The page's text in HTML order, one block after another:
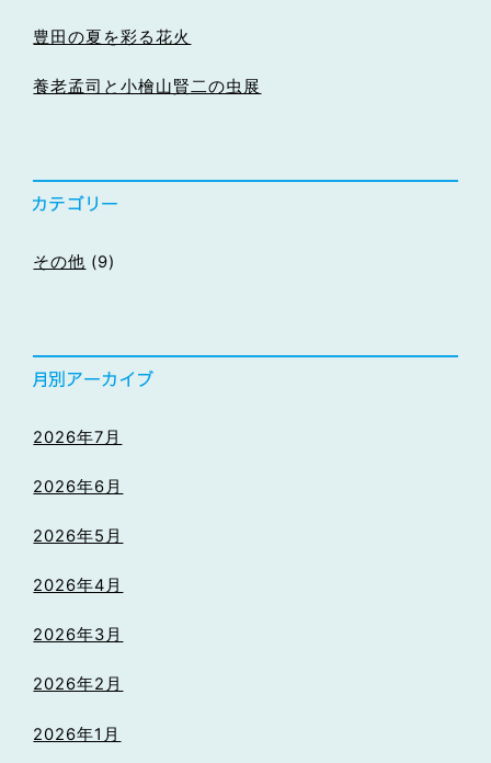
豊田の夏を彩る花火
養老孟司と小檜山賢二の虫展
その他 (9)
2026年7月
2026年6月
2026年5月
2026年4月
2026年3月
2026年2月
2026年1月